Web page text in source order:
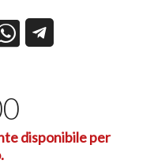
disponibile per